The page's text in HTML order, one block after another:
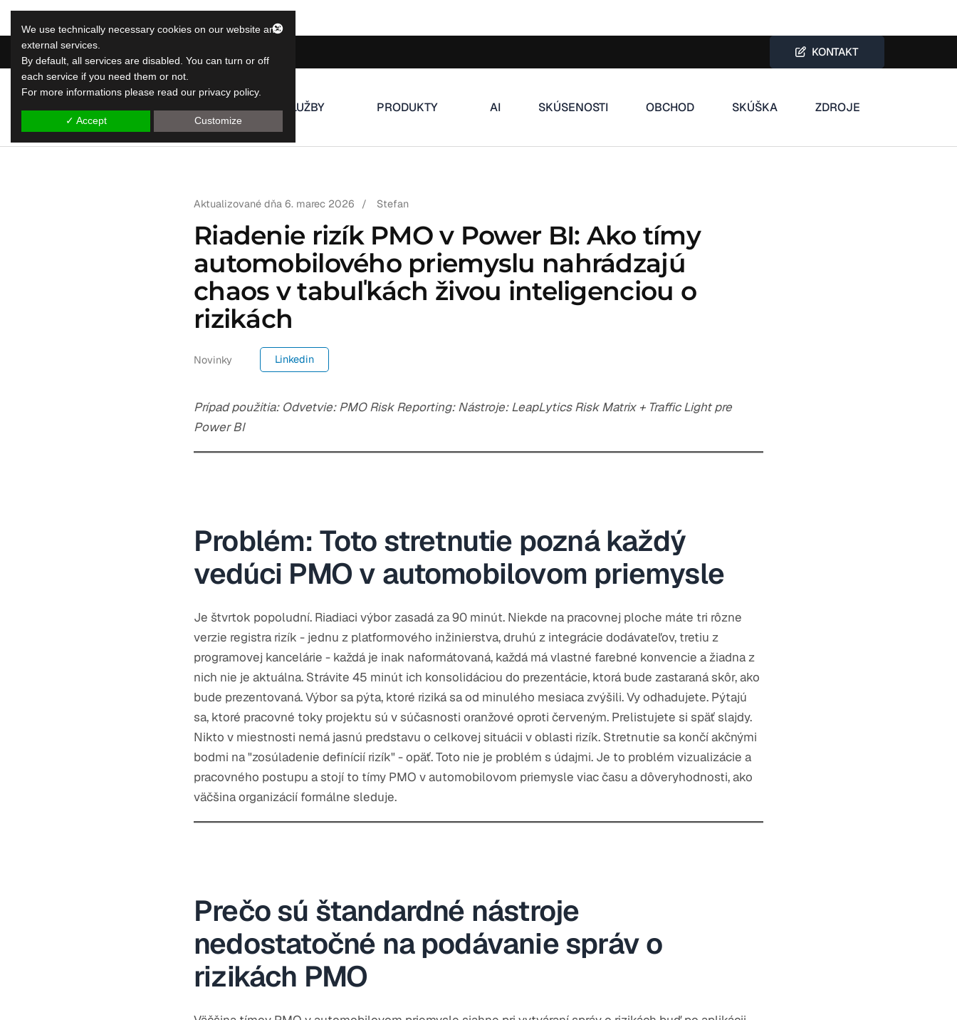
KONTAKT
LeapLytics
riešenia na vykazovanie skokov
SLUŽBY PRODUKTY AI SKÚSENOSTI OBCHOD SKÚŠKA ZDROJE
Aktualizované dňa 6. marec 2026 / Stefan
Riadenie rizík PMO v Power BI: Ako tímy
automobilového priemyslu nahrádzajú
chaos v tabuľkách živou inteligenciou o
rizikách
Novinky Linkedin
Prípad použitia: Odvetvie: PMO Risk Reporting: Nástroje: LeapLytics Risk Matrix + Traffic Light pre
Power BI
Problém: Toto stretnutie pozná každý
vedúci PMO v automobilovom priemysle
Je štvrtok popoludní. Riadiaci výbor zasadá za 90 minút. Niekde na pracovnej ploche máte tri rôzne
verzie registra rizík - jednu z platformového inžinierstva, druhú z integrácie dodávateľov, tretiu z
programovej kancelárie - každá je inak naformátovaná, každá má vlastné farebné konvencie a žiadna z
nich nie je aktuálna. Strávite 45 minút ich konsolidáciou do prezentácie, ktorá bude zastaraná skôr, ako
bude prezentovaná. Výbor sa pýta, ktoré riziká sa od minulého mesiaca zvýšili. Vy odhadujete. Pýtajú
sa, ktoré pracovné toky projektu sú v súčasnosti oranžové oproti červeným. Prelistujete si späť slajdy.
Nikto v miestnosti nemá jasnú predstavu o celkovej situácii v oblasti rizík. Stretnutie sa končí akčnými
bodmi na "zosúladenie definícií rizík" - opäť. Toto nie je problém s údajmi. Je to problém vizualizácie a
pracovného postupu a stojí to tímy PMO v automobilovom priemysle viac času a dôveryhodnosti, ako
väčšina organizácií formálne sleduje.
Prečo sú štandardné nástroje
nedostatočné na podávanie správ o
rizikách PMO
We use technically necessary cookies on our website and
external services.
By default, all services are disabled. You can turn or off
each service if you need them or not.
For more informations please read our privacy policy.
✓ Accept Customize